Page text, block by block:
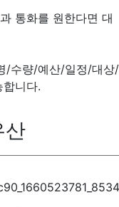
통화를 원한다면 대
/수량/예산/일정/대상/
니다.
산